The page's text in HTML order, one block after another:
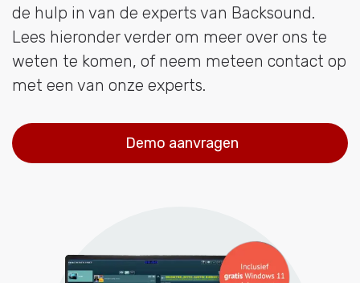
de hulp in van de experts van Backsound.
Lees hieronder verder om meer over ons te
weten te komen, of neem meteen contact op
met een van onze experts.
Demo aanvragen